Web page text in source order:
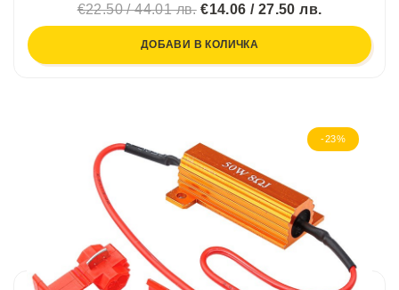
€22.50 / 44.01 лв.€14.06 / 27.50 лв.
ДОБАВИ В КОЛИЧКА
-23%